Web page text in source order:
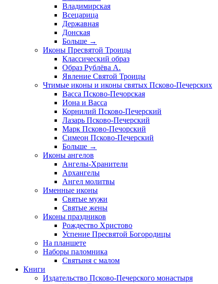
Владимирская
Всецарица
Державная
Донская
Больше →
Иконы Пресвятой Троицы
Классический образ
Образ Рублёва А.
Явление Святой Троицы
Чтимые иконы и иконы святых Псково-Печерских
Васса Псково-Печорская
Иона и Васса
Корнилий Псково-Печерский
Лазарь Псково-Печерский
Марк Псково-Печорский
Симеон Псково-Печерский
Больше →
Иконы ангелов
Ангелы-Хранители
Архангелы
Ангел молитвы
Именные иконы
Святые мужи
Святые жены
Иконы праздников
Рождество Христово
Успение Пресвятой Богородицы
На планшете
Наборы паломника
Святыня с малом
Книги
Издательство Псково-Печерского монастыря